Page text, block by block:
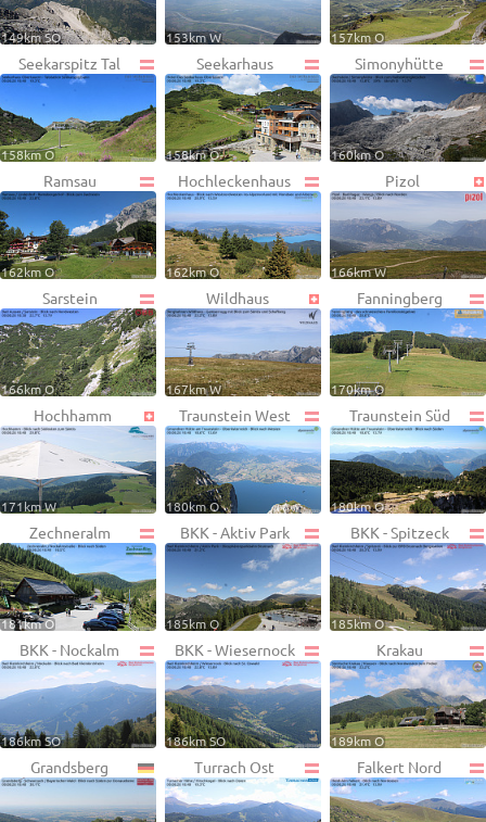
149km SO 153km W 157km O
Seekarspitz Tal
158km O
Seekarhaus
158km O
Simonyhütte
160km O
Ramsau
162km O
Hochleckenhaus
162km O
Pizol
166km W
Sarstein
166km O
Wildhaus
167km W
Fanningberg
170km O
Hochhamm
171km W
Traunstein West
180km O
Traunstein Süd
180km O
Zechneralm
181km O
BKK - Aktiv Park
185km O
BKK - Spitzeck
185km O
BKK - Nockalm
186km SO
BKK - Wiesernock
186km SO
Krakau
189km O
Grandsberg Turrach Ost Falkert Nord